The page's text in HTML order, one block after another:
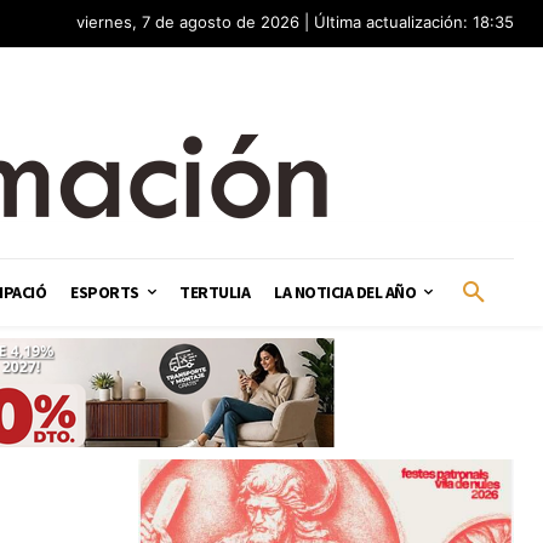
viernes, 7 de agosto de 2026 | Última actualización: 18:35
ESPORTS TERTULIA LA NOTICIA DEL AÑO